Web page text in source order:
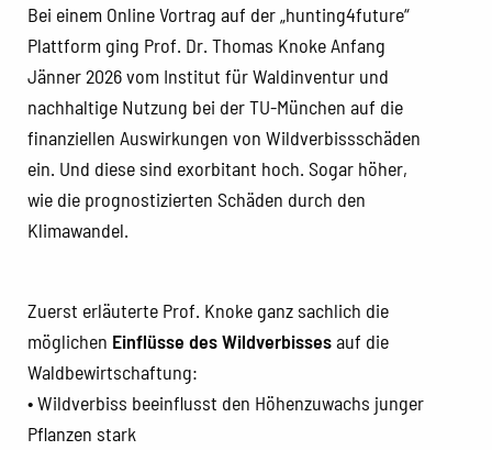
Bei einem Online Vortrag auf der „hunting4future“
Plattform ging Prof. Dr. Thomas Knoke Anfang
Jänner 2026 vom Institut für Waldinventur und
nachhaltige Nutzung bei der TU-München auf die
finanziellen Auswirkungen von Wildverbissschäden
ein. Und diese sind exorbitant hoch. Sogar höher,
wie die prognostizierten Schäden durch den
Klimawandel.
Zuerst erläuterte Prof. Knoke ganz sachlich die
möglichen Einflüsse des Wildverbissesauf die
Waldbewirtschaftung:
• Wildverbiss beeinflusst den Höhenzuwachs junger
Pflanzen stark